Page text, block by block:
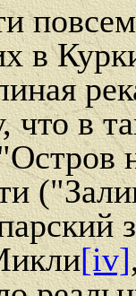
в
что в
[iv]